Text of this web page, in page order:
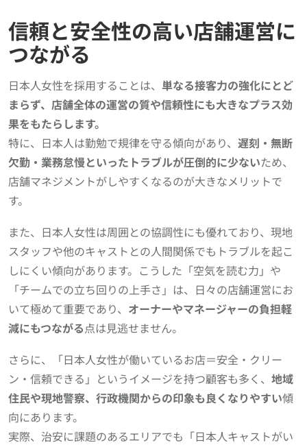
信頼と安全性の高い店舗運営に
つながる
日本人女性を採用することは、 単なる接客力の強化にとど
まらず、店舗全体の運営の質や信頼性にも大きなプラス効
果をもたらします。
特に、日本人は勤勉で規律を守る傾向があり、 遅刻・無断
欠勤・業務怠慢といったトラブルが圧倒的に少ないため、
店舗マネジメントがしやすくなるのが大きなメリットで
す。
また、日本人女性は周囲との協調性にも優れており、現地
スタッフや他のキャストとの人間関係でもトラブルを起こ
しにくい傾向があります。こうした「空気を読む力」や
「チームでの立ち回りの上手さ」は、日々の店舗運営にお
いて極めて重要であり、 オーナーやマネージャーの負担軽
減にもつながる点は見逃せません。
さらに、「日本人女性が働いているお店＝安全・クリー
ン・信頼できる」というイメージを持つ顧客も多く、 地域
住民や現地警察、行政機関からの印象も良くなりやすい傾
向にあります。
実際、治安に課題のあるエリアでも「日本人キャストがい